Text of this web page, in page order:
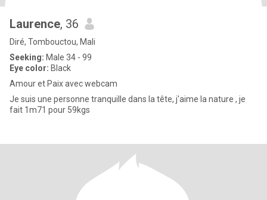
Laurence, 36
Diré, Tombouctou, Mali
Seeking: Male 34 - 99
Eye color: Black
Amour et Paix avec webcam
Je suis une personne tranquille dans la tête, j'aime la nature , je
fait 1m71 pour 59kgs